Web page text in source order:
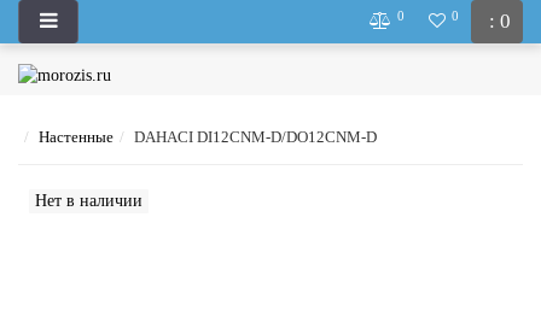
: 0
0 0
Настенные DAHACI DI12CNM-D/DO12CNM-D
Нет в наличии